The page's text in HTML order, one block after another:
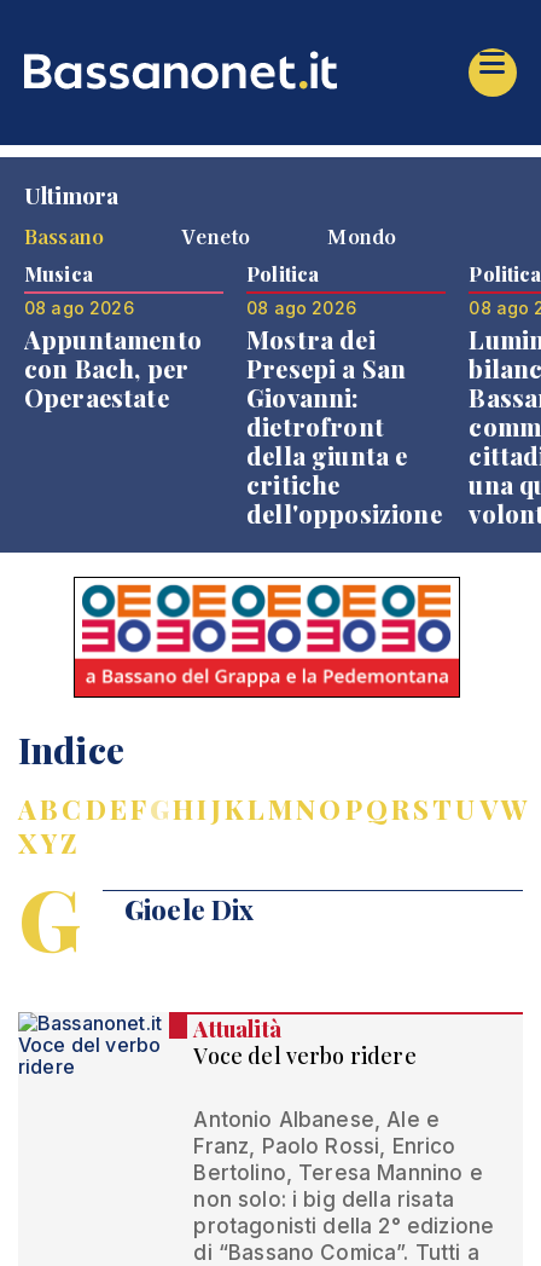
Ultimora
Bassano
Veneto Mondo
Musica
08 ago 2026
Appuntamento
con Bach, per
Operaestate
Politica
08 ago 2026
Mostra dei
Presepi a San
Giovanni:
dietrofront
della giunta e
critiche
dell'opposizione
Politica
08 ago
una
Indice
ABCDEFGHIJKLMNOPQRSTUVW
XYZ
G Gioele Dix
Attualità
Voce del verbo ridere
Antonio Albanese, Ale e
Franz, Paolo Rossi, Enrico
Bertolino, Teresa Mannino e
non solo: i big della risata
protagonisti della 2° edizione
di “Bassano Comica”. Tutti a